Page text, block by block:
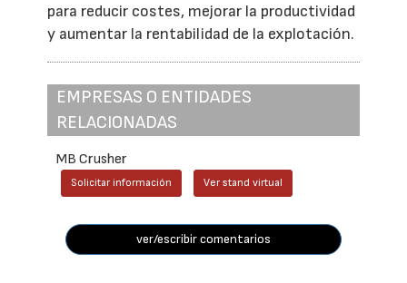
para reducir costes, mejorar la productividad
y aumentar la rentabilidad de la explotación.
EMPRESAS O ENTIDADES
RELACIONADAS
MB Crusher
Solicitar información Ver stand virtual
ver/escribir comentarios